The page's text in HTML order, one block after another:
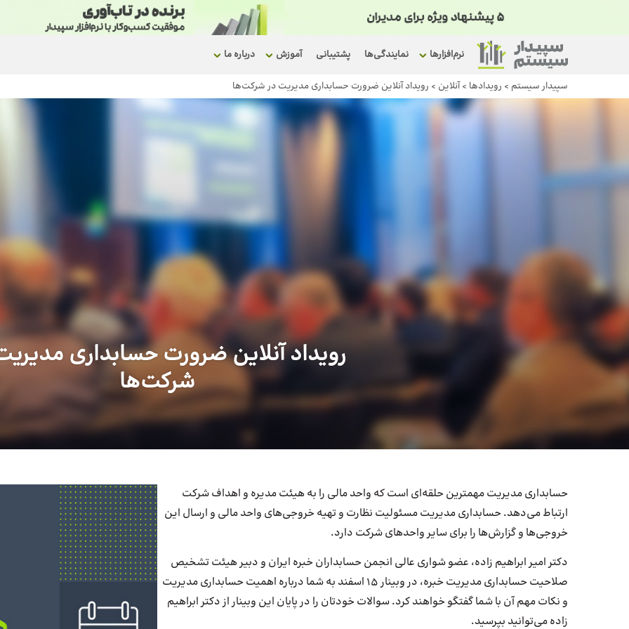
نرم‌افزارها نمایندگی‌ها پشتیبانی آموزش درباره ما
سپیدار سیستم > رویداد‌ها >آنلاین > رویداد آنلاین ضرورت حسابداری مدیریت در شرکت‌ها
رویداد آنلاین ضرورت حسابداری
شرکت‌ها
حسابداری مدیریت مهمترین حلقه‌ای است که واحد مالی را به هیئت مدیره و اهداف شرکت
ارتباط می‌دهد. حسابداری مدیریت مسئولیت نظارت و تهیه خروجی‌های واحد مالی و ارسال این
خروجی‌ها و گزارش‌ها را برای سایر واحدهای شرکت دارد.
دکتر امیر ابراهیم زاده، عضو شواری عالی انجمن حسابداران خبره ایران و دبیر هیئت تشخیص
صلاحیت حسابداری مدیریت خبره، در وبینار 15 اسفند به شما درباره اهمیت حسابداری مدیریت
و نکات مهم آن با شما گفتگو خواهند کرد. سوالات خودتان را در پایان این وبینار از دکتر ابراهیم
زاده می‌توانید بپرسید.